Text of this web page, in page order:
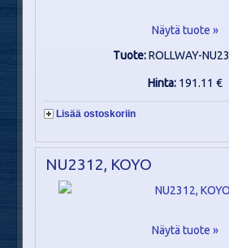
Näytä tuote »
Tuote:ROLLWAY-
Hinta: 191.11 €
Lisää ostoskoriin
NU2312, KOYO
Näytä tuote »